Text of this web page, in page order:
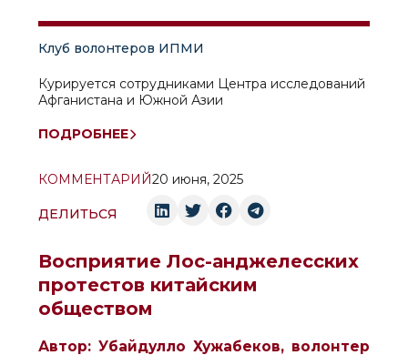
Клуб волонтеров ИПМИ
Курируется сотрудниками Центра исследований
Афганистана и Южной Азии
ПОДРОБНЕЕ
КОММЕНТАРИЙ20 июня, 2025
ДЕЛИТЬСЯ
Восприятие Лос-анджелесских
протестов китайским
обществом
Автор: Убайдулло Хужабеков, волонтер